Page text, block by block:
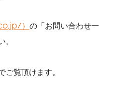
） の「お問い合わせ一
。
ご覧頂けます。